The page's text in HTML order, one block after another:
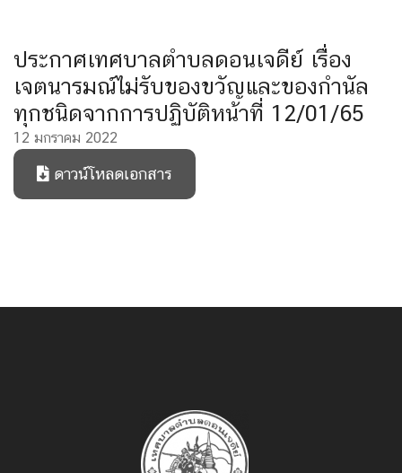
ประกาศเทศบาลตำบลดอนเจดีย์ เรื่อง
เจตนารมณ์ไม่รับของขวัญและของกำนัล
ทุกชนิดจากการปฏิบัติหน้าที่ 12/01/65
12 มกราคม 2022
ดาวน์โหลดเอกสาร